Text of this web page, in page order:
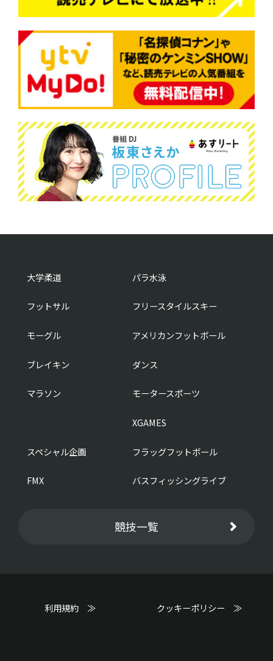
大学柔道 パラ水泳
フットサル フリースタイルスキー
モーグル アメリカンフットボール
ブレイキン ダンス
マラソン モータースポーツ
XGAMES
スペシャル企画 フラッグフットボール
FMX バスフィッシングライブ
競技一覧
利用規約 ≫ クッキーポリシー ≫